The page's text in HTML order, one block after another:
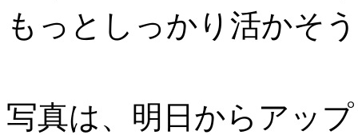
もっとしっかり活かそ
写真は、明日からアッ